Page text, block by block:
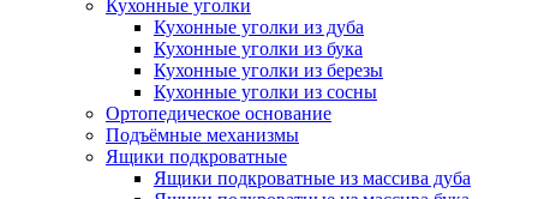
Кухонные уголки
Кухонные уголки из дуба
Кухонные уголки из бука
Кухонные уголки из березы
Кухонные уголки из сосны
Ортопедическое основание
Подъёмные механизмы
Ящики подкроватные
Ящики подкроватные из массива дуба